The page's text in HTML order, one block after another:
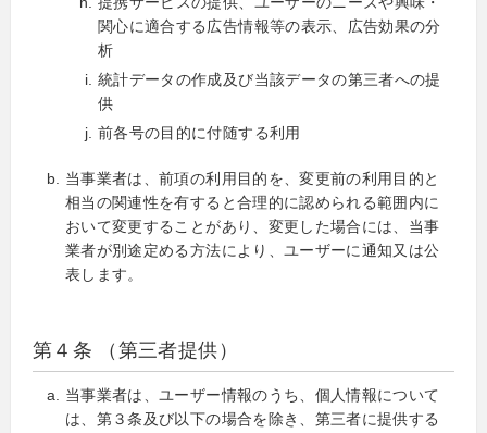
関心に適合する広告情報等の表示、広告効果の分
析
統計データの作成及び当該データの第三者への提
供
前各号の目的に付随する利用
当事業者は、前項の利用目的を、変更前の利用目的と
相当の関連性を有すると合理的に認められる範囲内に
おいて変更することがあり、変更した場合には、当事
業者が別途定める方法により、ユーザーに通知又は公
表します。
第４条 （第三者提供）
当事業者は、ユーザー情報のうち、個人情報について
は、第３条及び以下の場合を除き、第三者に提供する